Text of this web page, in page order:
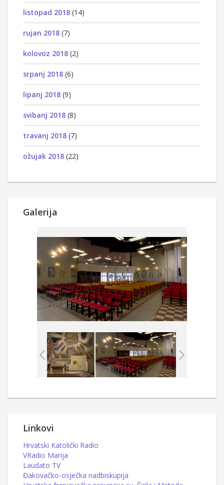
listopad 2018 (14)
rujan 2018 (7)
kolovoz 2018 (2)
srpanj 2018 (6)
lipanj 2018 (9)
svibanj 2018 (8)
travanj 2018 (7)
ožujak 2018 (22)
Galerija
Linkovi
Hrvatski Katolički Radio
VRadio Marija
Laudato TV
Đakovačko-osječka nadbiskupija